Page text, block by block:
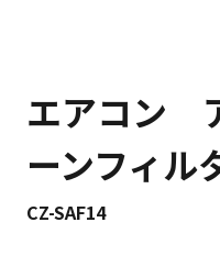
エアコン
ーンフィル
CZ-SAF14